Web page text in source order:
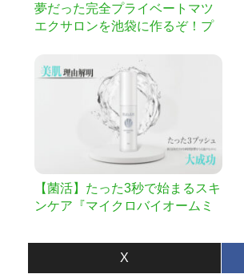
夢だった完全プライベートマツ
エクサロンを池袋に作るぞ！プ
【菌活】たった3秒で始まるスキ
ンケア『マイクロバイオームミ
X